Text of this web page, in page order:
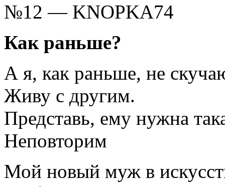
№12 — KNOPKA74
Как раньше?
А я, как раньше, не
Живу с другим.
Представь, ему нужна
Неповторим
Мой новый муж в